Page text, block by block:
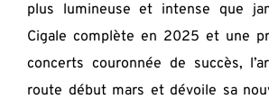
plus lumineuse et intense que
Cigale complète en 2025 et une
concerts couronnée de succès,
route début mars et dévoile sa